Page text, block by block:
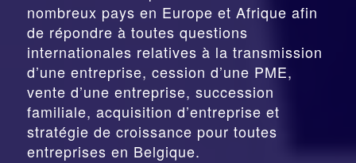
nombreux pays en Europe et Afrique afin
de répondre à toutes questions
internationales relatives à la transmission
d’une entreprise, cession d’une PME,
vente d’une entreprise, succession
familiale, acquisition d’entreprise et
stratégie de croissance pour toutes
entreprises en Belgique.